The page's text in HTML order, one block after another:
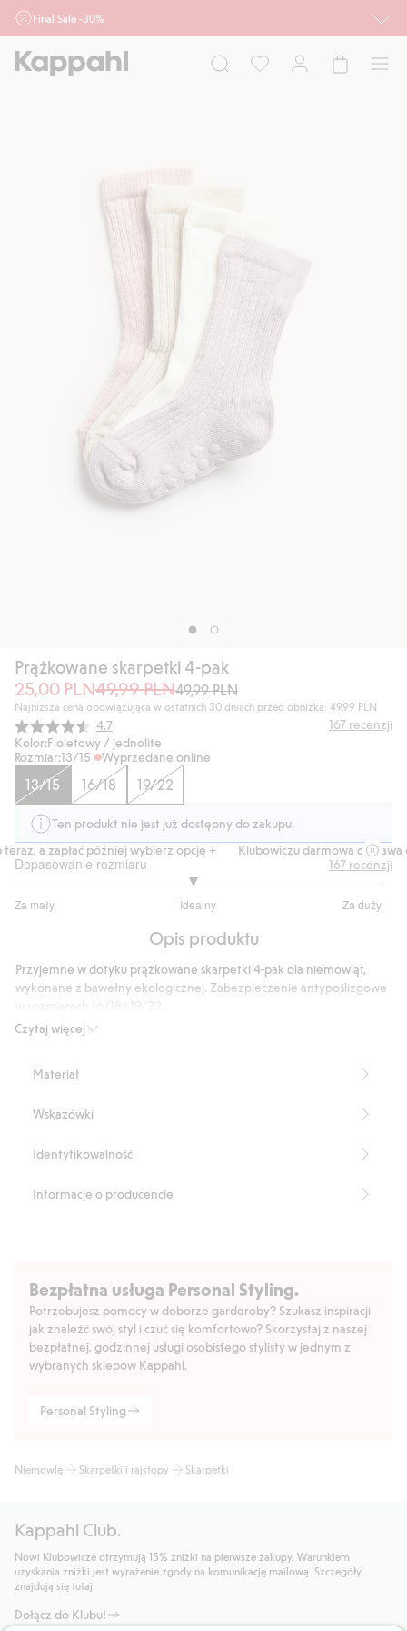
Final Sale -30%
działu outlet do 10.8 w sklepach Kappahl i Newbie oraz na kappahl.com. Ofert
nie łączymy
Prążkowane skarpetki 4-pak
25,00 PLN49,99 PLN49,99 PLN
Najniższa cena obowiązująca w ostatnich 30 dniach przed obniżką: 49,99 PLN
Średnia ocena:
4.7 167 recenzji
Kolor:Fioletowy / jednolite
Rozmiar:13/15 Wyprzedane online
13/15 16/18 19/22
Ten produkt nie jest już dostępny do zakupu.
a zapłać później wybierz opcję +
Klubowiczu darmowa dostawa
Dopasowanie rozmiaru
Za mały Idealny Za duży
na
125
głosów
167 recenzji
Opis produktu
Czytaj więcej
Przyjemne w dotyku prążkowane skarpetki 4-pak dla niemowląt,
wykonane z bawełny ekologicznej. Zabezpieczenie antypoślizgowe
Produkt zawiera 100% bawełny ekologicznej.
Materiał
Wskazówki
Identyfikowalność
Informacje o producencie
Bezpłatna usługa Personal Styling.
Potrzebujesz pomocy w doborze garderoby? Szukasz inspiracji
jak znaleźć swój styl i czuć się komfortowo? Skorzystaj z naszej
bezpłatnej, godzinnej usługi osobistego stylisty w jednym z
wybranych sklepów Kappahl.
Personal Styling
Niemowlę Skarpetki i rajstopy Skarpetki
Kappahl Club.
Nowi Klubowicze otrzymują 15% zniżki na pierwsze zakupy. Warunkiem
uzyskania zniżki jest wyrażenie zgody na komunikację mailową. Szczegóły
znajdują się tutaj.
Dołącz do Klubu!